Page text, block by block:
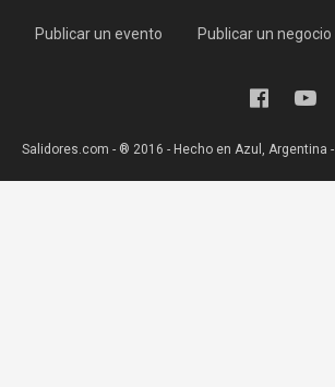
Publicar un evento Publicar un negocio
Salidores.com - ® 2016 - Hecho en Azul, Argentina -